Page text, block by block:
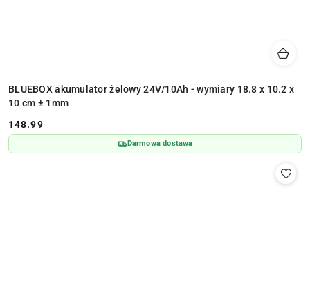
BLUEBOX akumulator żelowy 24V/10Ah - wymiary 18.8 x 10.2 x
10 cm ± 1mm
Cena:
148.99
Darmowa dostawa